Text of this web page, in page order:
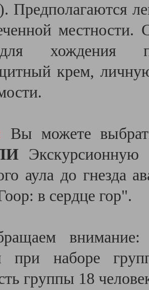
Предполагаются
хождения
крем,
Вы можете
аула до гнезда
в сердце гор".
внимание:
при наборе
группы 18